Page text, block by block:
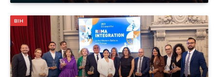
BIH